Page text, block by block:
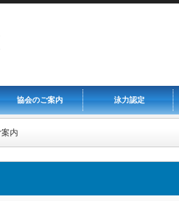
協会のご案内 泳力認定
内